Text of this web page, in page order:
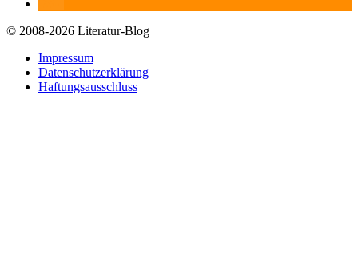
© 2008-2026 Literatur-Blog
Impressum
Datenschutzerklärung
Haftungsausschluss